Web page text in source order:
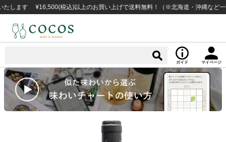
¥16,500(税込)以上のお買い上げで送料無料！（※北海道・沖縄など一部例外
ガイド マイページ